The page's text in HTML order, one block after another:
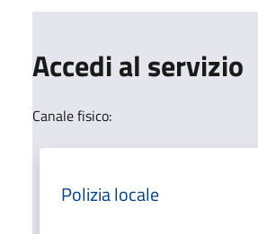
Accedi al servizio
Canale fisico:
Polizia locale